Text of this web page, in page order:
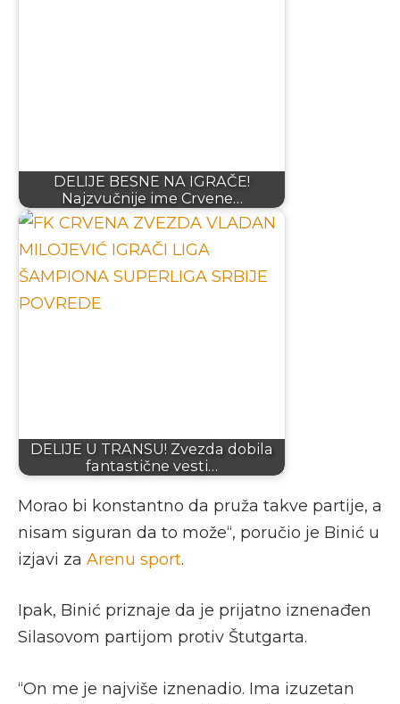
DELIJE BESNE NA IGRAČE!
Najzvučnije ime Crvene…
DELIJE U TRANSU! Zvezda dobila
fantastične vesti…
Morao bi konstantno da pruža takve partije, a
nisam siguran da to može“, poručio je Binić u
izjavi za Arenu sport.
Ipak, Binić priznaje da je prijatno iznenađen
Silasovom partijom protiv Štutgarta.
“On me je najviše iznenadio. Ima izuzetan